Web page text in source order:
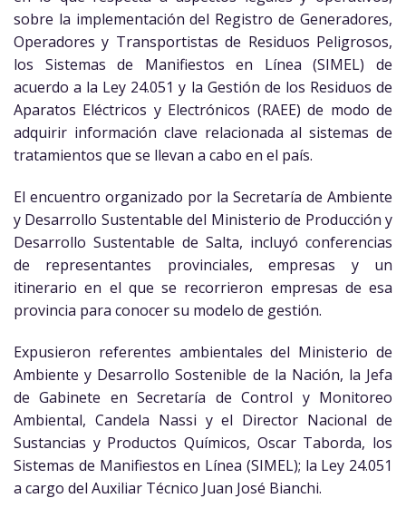
sobre la implementación del Registro de Generadores,
Operadores y Transportistas de Residuos Peligrosos,
los Sistemas de Manifiestos en Línea (SIMEL) de
acuerdo a la Ley 24.051 y la Gestión de los Residuos de
Aparatos Eléctricos y Electrónicos (RAEE) de modo de
adquirir información clave relacionada al sistemas de
tratamientos que se llevan a cabo en el país.
El encuentro organizado por la Secretaría de Ambiente
y Desarrollo Sustentable del Ministerio de Producción y
Desarrollo Sustentable de Salta, incluyó conferencias
de representantes provinciales, empresas y un
itinerario en el que se recorrieron empresas de esa
provincia para conocer su modelo de gestión.
Expusieron referentes ambientales del Ministerio de
Ambiente y Desarrollo Sostenible de la Nación, la Jefa
de Gabinete en Secretaría de Control y Monitoreo
Ambiental, Candela Nassi y el Director Nacional de
Sustancias y Productos Químicos, Oscar Taborda, los
Sistemas de Manifiestos en Línea (SIMEL); la Ley 24.051
a cargo del Auxiliar Técnico Juan José Bianchi.